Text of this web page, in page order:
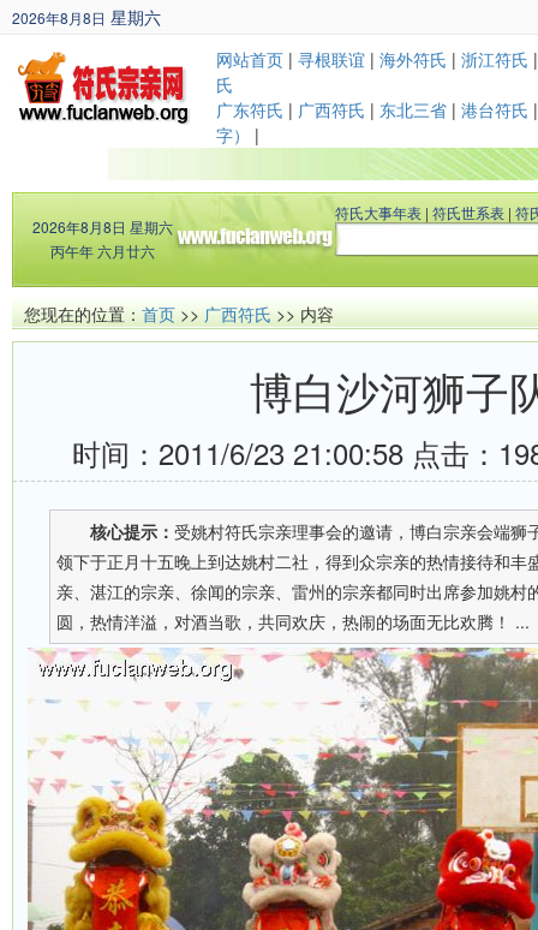
2026年8月8日 星期六
丙午年 六月廿六 网站首页 | 寻根联谊 | 海外符氏 | 浙江符氏
氏
广东符氏 | 广西符氏 | 东北三省 | 港台符氏
字）
|
2026年8月8日 星期六
丙午年 六月廿六
符氏大事年表 | 符氏世系表 | 符
您现在的位置：首页>>广西符氏>> 内容
博白沙河狮子
时间：2011/6/23 21:00:58 点击：
核心提示： 受姚村符氏宗亲理事会的邀请，博白宗亲会端狮
领下于正月十五晚上到达姚村二社，得到众宗亲的热情接待和丰
亲、湛江的宗亲、徐闻的宗亲、雷州的宗亲都同时出席参加姚村
圆，热情洋溢，对酒当歌，共同欢庆，热闹的场面无比欢腾！ ...